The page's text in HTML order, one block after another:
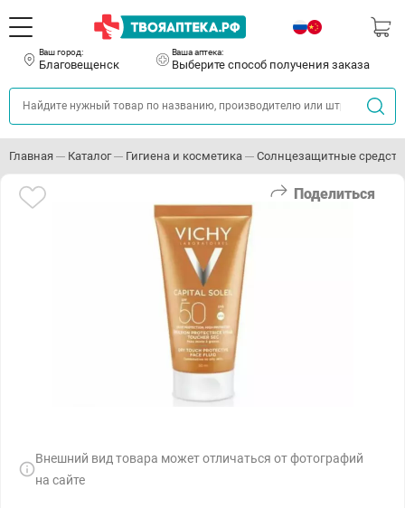
Ваш город:
Благовещенск
Ваша аптека:
Выберите способ получения заказа
Главная Каталог Гигиена и косметика Солнцезащитные
Поделиться
Внешний вид товара может отличаться от фотографий
на сайте